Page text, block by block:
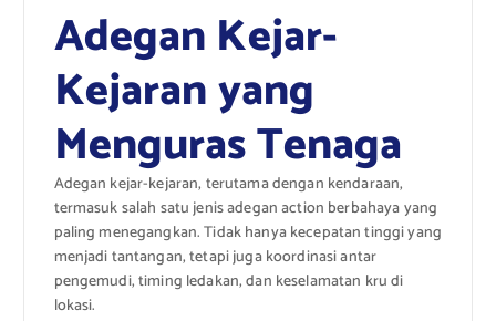
Adegan Kejar-
Kejaran yang
Menguras Tenaga
Adegan kejar-kejaran, terutama dengan kendaraan,
termasuk salah satu jenis adegan action berbahaya yang
paling menegangkan. Tidak hanya kecepatan tinggi yang
menjadi tantangan, tetapi juga koordinasi antar
pengemudi, timing ledakan, dan keselamatan kru di
lokasi.